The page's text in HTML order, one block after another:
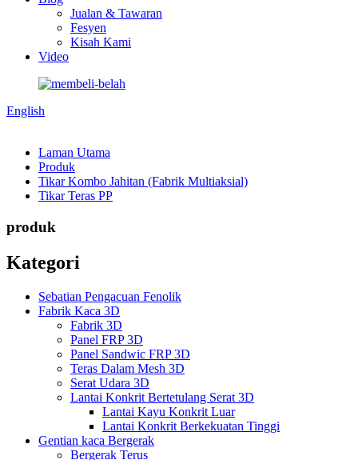
Jualan & Tawaran
Fesyen
Kisah Kami
Video
English
Laman Utama
Produk
Tikar Kombo Jahitan (Fabrik Multiaksial)
Tikar Teras PP
produk
Kategori
Sebatian Pengacuan Fenolik
Fabrik Kaca 3D
Fabrik 3D
Panel FRP 3D
Panel Sandwic FRP 3D
Teras Dalam Mesh 3D
Serat Udara 3D
Lantai Konkrit Bertetulang Serat 3D
Lantai Kayu Konkrit Luar
Lantai Konkrit Berkekuatan Tinggi
Gentian kaca Bergerak
Bergerak Terus